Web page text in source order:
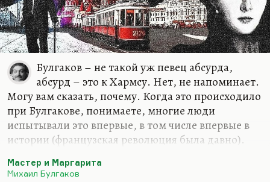
Булгаков – не такой уж певец абсурда,
абсурд – это к Хармсу. Нет, не напоминает.
Могу вам сказать, почему. Когда это происходило
при Булгакове, понимаете, многие люди
испытывали это впервые, в том числе впервые в
истории (французская революция была давно).
говоря, эту поэтику террора, этих серых дней и
Мастер и Маргарита
Михаил Булгаков